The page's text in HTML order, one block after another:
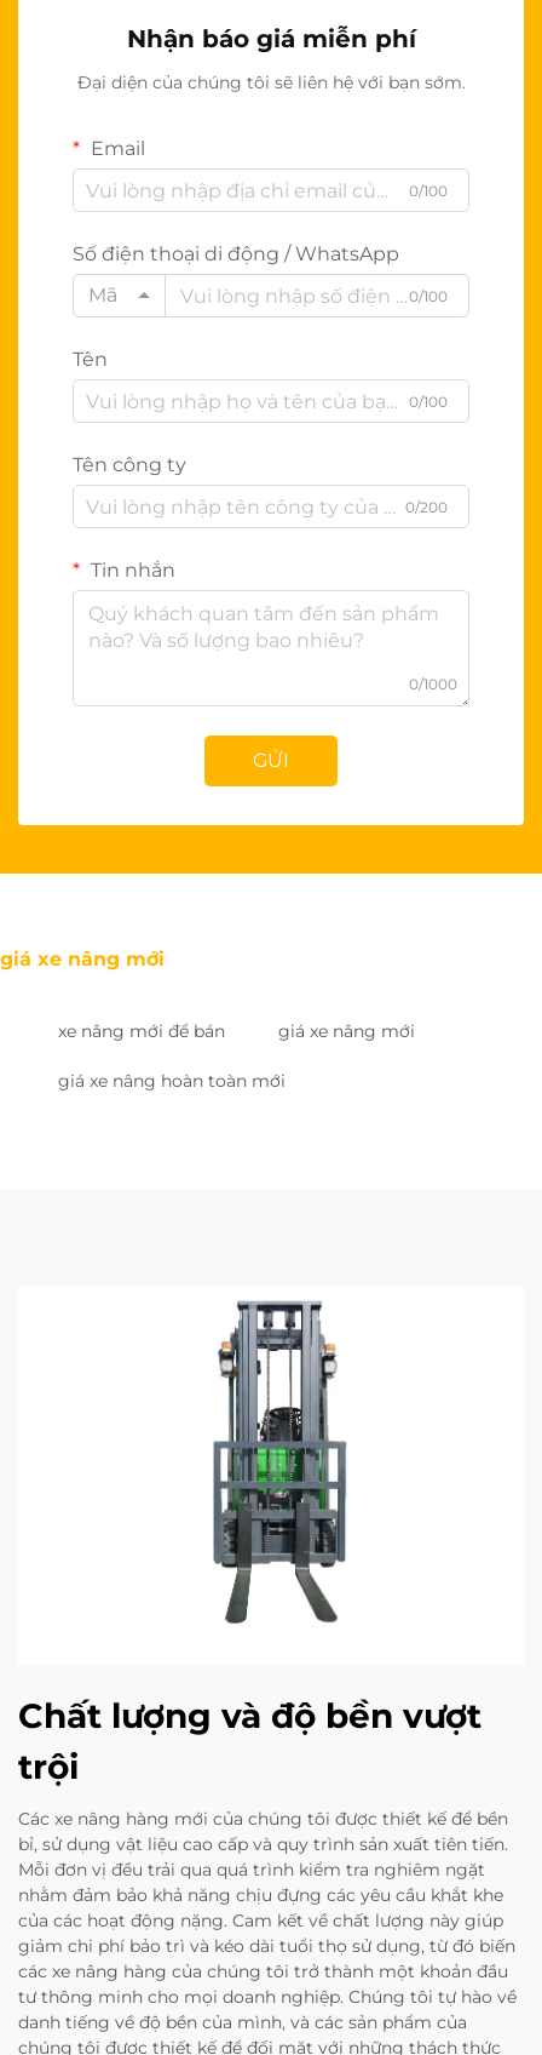
Nhận báo giá miễn phí
Đại diện của chúng tôi sẽ liên hệ với bạn sớm.
Email
0/100
Số điện thoại di động / WhatsApp
Mã
0/100
Tên
0/100
Tên công ty
0/200
Tin nhắn
0/1000
GỬI
giá xe nâng mới
xe nâng mới để bán giá xe nâng mới
giá xe nâng hoàn toàn mới
Chất lượng và độ bền vượt
trội
Các xe nâng hàng mới của chúng tôi được thiết kế để bền
bỉ, sử dụng vật liệu cao cấp và quy trình sản xuất tiên tiến.
Mỗi đơn vị đều trải qua quá trình kiểm tra nghiêm ngặt
nhằm đảm bảo khả năng chịu đựng các yêu cầu khắt khe
của các hoạt động nặng. Cam kết về chất lượng này giúp
giảm chi phí bảo trì và kéo dài tuổi thọ sử dụng, từ đó biến
các xe nâng hàng của chúng tôi trở thành một khoản đầu
tư thông minh cho mọi doanh nghiệp. Chúng tôi tự hào về
danh tiếng về độ bền của mình, và các sản phẩm của
chúng tôi được thiết kế để đối mặt với những thách thức